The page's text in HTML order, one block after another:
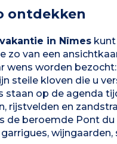
ontdekken
vakantie in Nîmeskunt
zo van een
wens worden
steile kloven die u
staan op de agenda
rijstvelden en
de beroemde Pont
wijngaarden,